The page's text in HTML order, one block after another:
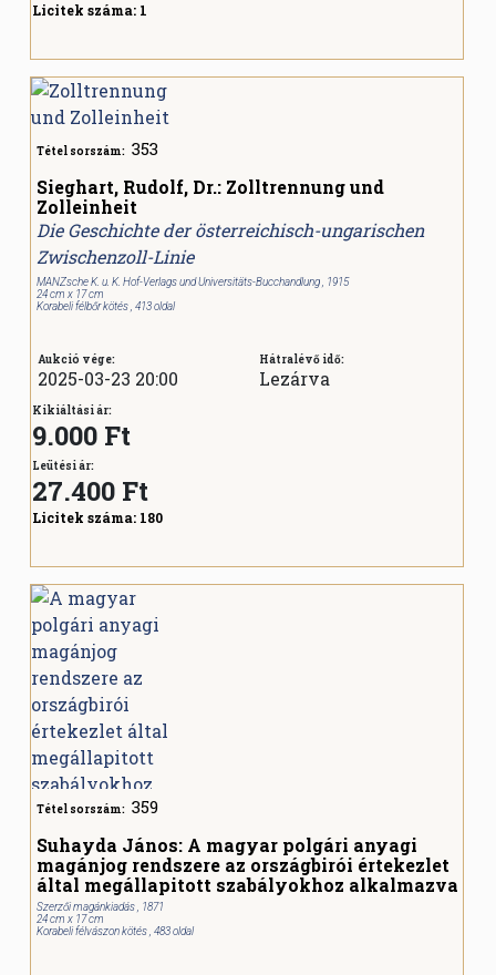
Licitek száma: 1
Tétel sorszám: 353
Sieghart, Rudolf, Dr.: Zolltrennung und
Zolleinheit
Die Geschichte der österreichisch-ungarischen
Zwischenzoll-Linie
MANZsche K. u. K. Hof-Verlags und Universitäts-Bucchandlung , 1915
24 cm x 17 cm
Korabeli félbőr kötés , 413 oldal
Aukció vége:
2025-03-23 20:00
Hátralévő idő:
Lezárva
Kikiáltási ár:
9.000 Ft
Leütési ár:
27.400 Ft
Licitek száma: 180
Tétel sorszám: 359
Suhayda János: A magyar polgári anyagi
magánjog rendszere az országbirói értekezlet
által megállapitott szabályokhoz alkalmazva
Szerzői magánkiadás , 1871
24 cm x 17 cm
Korabeli félvászon kötés , 483 oldal